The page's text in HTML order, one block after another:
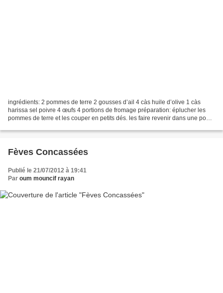
ingrédients: 2 pommes de terre 2 gousses d’ail 4 càs huile d’olive 1 càs
harissa sel poivre 4 œufs 4 portions de fromage préparation: éplucher les
pommes de terre et les couper en petits dés. les faire revenir dans une poêle
Fèves Concassées
Publié le 21/07/2012 à 19:41
Par oum mouncif rayan